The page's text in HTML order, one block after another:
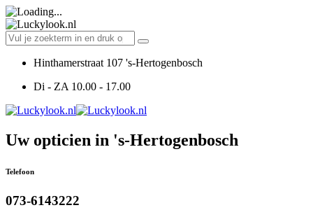
Hinthamerstraat 107 's-Hertogenbosch
Di - ZA 10.00 - 17.00
Uw opticien in 's-Hertogenbosch
Telefoon
073-6143222